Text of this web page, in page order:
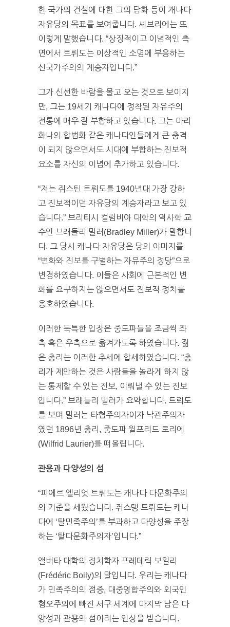
한 국가의 건설에 대한 그의 담화 등이 캐나다
자유당의 목표를 보여줍니다. 셰브리에는 또
이렇게 말했습니다. “상징적이고 이념적인 측
면에서 트뤼도는 이상적인 소명에 부응하는
신국가주의의 계승자입니다.”
그가 신선한 바람을 몰고 오는 것으로 보이지
만, 그는 19세기 캐나다에 정착된 자유주의
전통에 매우 잘 부합하고 있습니다. 그는 마리
화나의 합법화 같은 캐나다인들에게 큰 충격
이 되지 않으면서도 시대에 부합하는 진보적
요소를 자신의 이념에 추가하고 있습니다.
“저는 쥐스틴 트뤼도를 1940년대 가장 강하
고 진보적이던 자유당의 계승자라고 보고 있
습니다.” 브리티시 컬럼비아 대학의 역사학 교
수인 브래들리 밀러(Bradley Miller)가 말합니
다. 그 당시 캐나다 자유당은 당의 이미지를
“변화와 진보를 구별하는 자유주의 정당”으로
변경하였습니다. 이들은 사회에 근본적인 변
화를 요구하지는 않으면서도 진보적 정치를
옹호하였습니다.
이러한 독특한 입장은 중도파들을 조금씩 좌
측 혹은 우측으로 옮겨가도록 하였습니다. 젊
은 총리는 이러한 추세에 합세하였습니다. “총
리가 제안하는 것은 사람들을 놀라게 하지 않
는 통제할 수 있는 진보, 이뤄낼 수 있는 진보
입니다.” 브래들리 밀러가 요약합니다. 트뢰도
를 보며 밀러는 타협주의자이자 낙관주의자
였던 1896년 총리, 중도파 윌프리드 로리에
(Wilfrid Laurier)를 떠올립니다.
관용과 다양성의 섬
“피에르 엘리엇 트뤼도는 캐나다 다문화주의
의 기준을 세웠습니다. 쥐스탱 트뤼도는 캐나
다에 ‘탈민족주의’를 부과하고 다양성을 주장
하는 ‘탈다문화주의자’입니다.”
앨버타 대학의 정치학자 프레데릭 보일리
(Frédéric Boily)의 말입니다. 우리는 캐나다
가 민족주의의 점증, 대중영합주의와 외국인
혐오주의에 빠진 서구 세계에 마지막 남은 다
양성과 관용의 섬이라는 인상을 받습니다.